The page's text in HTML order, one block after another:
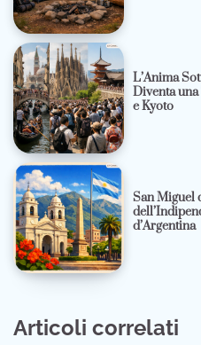
L’Anima
Diventa
e Kyoto
San Miguel
d’Argentina
Articoli correlati